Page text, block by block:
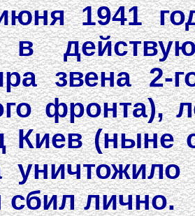
1941
в
звена
фронта),
Киев (ныне
сбил лично.